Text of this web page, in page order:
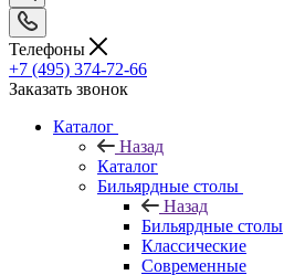
Телефоны
+7 (495) 374-72-66
Заказать звонок
Каталог
Назад
Каталог
Бильярдные столы
Назад
Бильярдные столы
Классические
Современные